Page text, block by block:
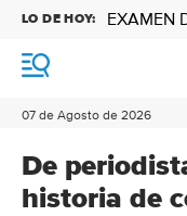
M
n
07 de Agosto de 2026
LO DE HOY: EXAMEN
De
historia de